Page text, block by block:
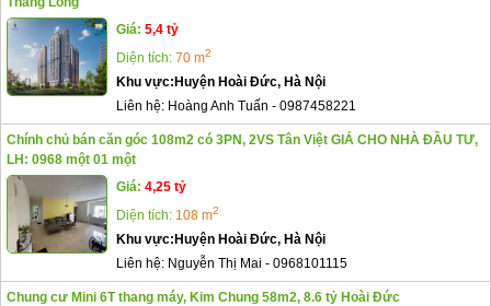
Giá: 5,4 tỷ
Diện tích: 70 m2
Khu vực: Huyện Hoài Đức, Hà Nội
Liên hệ: Hoàng Anh Tuấn - 0987458221
Chính chủ bán căn góc 108m2 có 3PN, 2VS Tân Việt GIÁ CHO NHÀ ĐẦU TƯ,
LH: 0968 một 01 một
Giá: 4,25 tỷ
Diện tích: 108 m2
Khu vực: Huyện Hoài Đức, Hà Nội
Liên hệ: Nguyễn Thị Mai - 0968101115
Chung cư Mini 6T thang máy, Kim Chung 58m2, 8.6 tỷ Hoài Đức